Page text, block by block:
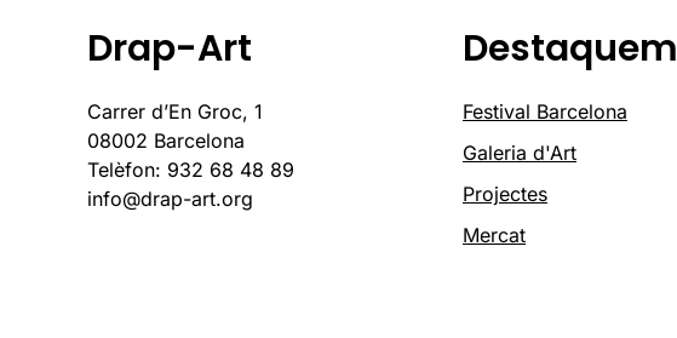
Drap-Art
Carrer d’En Groc, 1
08002 Barcelona
Telèfon: 932 68 48 89
info@drap-art.org
Destaquem
Festival Barcelona
Galeria d'Art
Projectes
Mercat